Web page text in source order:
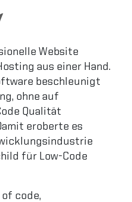
Website
aus einer Hand.
beschleunigt
ohne auf
Qualität
eroberte es
für Low-Code
code,